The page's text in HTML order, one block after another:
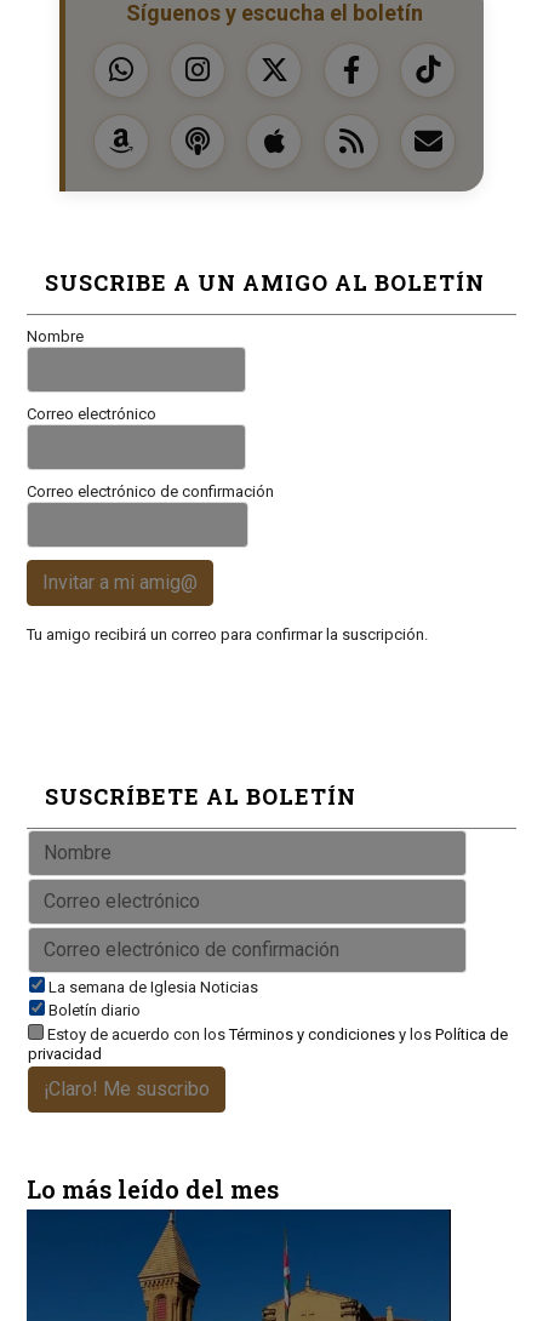
Síguenos y escucha el boletín
SUSCRIBE A UN AMIGO AL BOLETÍN
Nombre
Correo electrónico
Correo electrónico de confirmación
Invitar a mi amig@
Tu amigo recibirá un correo para confirmar la suscripción.
SUSCRÍBETE AL BOLETÍN
La semana de Iglesia Noticias
Boletín diario
Estoy de acuerdo con losTérminos y condicionesy los Política de
privacidad
¡Claro! Me suscribo
Lo más leído del mes